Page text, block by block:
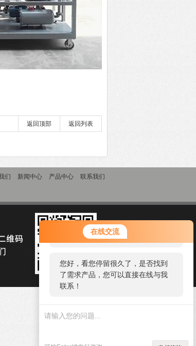
在线交流
您好！欢迎前来咨询，很高兴为您
服务，请问您要咨询什么问题呢？
您好，看您停留很久了，是否找到
了需求产品，您可以直接在线与我
联系！
返回列表
返回顶部
们 新闻中心 产品中心 联系我们